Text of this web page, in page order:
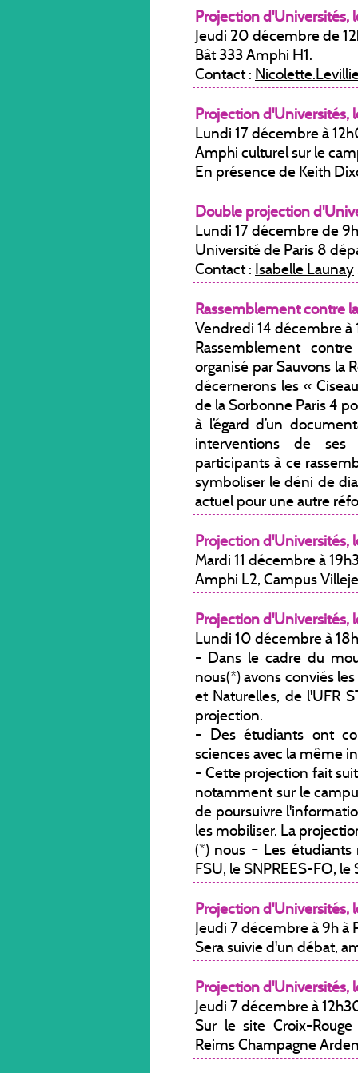
Projection d'Universités,
Jeudi 20 décembre de
Bât 333 Amphi H1.
Contact :
Projection d'Universités,
Lundi 17 décembre à
Amphi culturel sur le
En présence de Keith
Double projection
Lundi 17 décembre de 9h
Université de Paris 8
Contact : Isabelle Launay
Rassemblement contre
Vendredi 14 décembre à
Rassemblement
organisé par Sauvons la
décernerons les «
de la Sorbonne Paris 4
à l’égard d’un
interventions de ses
participants à ce
symboliser le déni de
actuel pour une autre
Projection d'Universités,
Mardi 11 décembre à
Amphi L2, Campus
Projection d'Universités,
Lundi 10 décembre à
- Dans le cadre du
nous(*) avons conviés
et Naturelles, de l'UFR
projection.
- Des étudiants ont
sciences avec la même
- Cette projection fait
notamment sur le
de poursuivre
les mobiliser. La
(*) nous = Les étudiants
FSU, le SNPREES-FO,
Projection d'Universités,
Jeudi 7 décembre à 9h à
Sera suivie d'un débat,
Projection d'Universités,
Jeudi 7 décembre à
Sur le site Croix-
Reims Champagne